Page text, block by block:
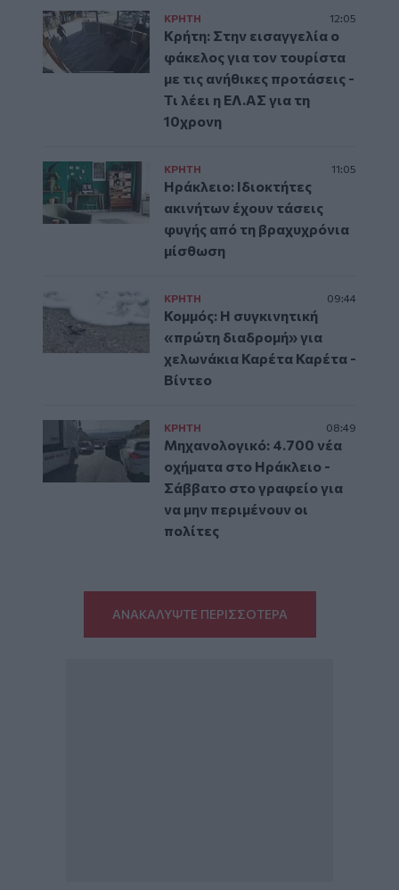
ΚΡΗΤΗ 12:05
Κρήτη: Στην εισαγγελία ο
φάκελος για τον τουρίστα
με τις ανήθικες προτάσεις -
Τι λέει η ΕΛ.ΑΣ για τη
10χρονη
ΚΡΗΤΗ 11:05
Ηράκλειο: Ιδιοκτήτες
ακινήτων έχουν τάσεις
φυγής από τη βραχυχρόνια
μίσθωση
ΚΡΗΤΗ 09:44
Κομμός: Η συγκινητική
«πρώτη διαδρομή» για
χελωνάκια Καρέτα Καρέτα -
Βίντεο
ΚΡΗΤΗ 08:49
Μηχανολογικό: 4.700 νέα
οχήματα στο Ηράκλειο -
Σάββατο στο γραφείο για
να μην περιμένουν οι
πολίτες
ΑΝΑΚΑΛΥΨΤΕ ΠΕΡΙΣΣΟΤΕΡΑ